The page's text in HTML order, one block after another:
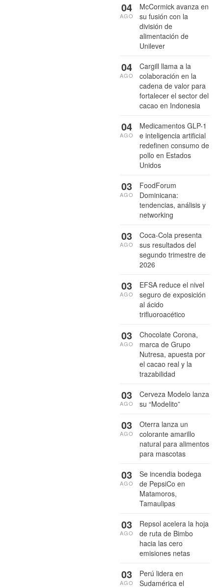
McCormick avanza en
su fusión con la
división de
alimentación de
Unilever
04
AGO
Cargill llama a la
colaboración en la
cadena de valor para
fortalecer el sector del
cacao en Indonesia
04
AGO
Medicamentos GLP-1
e inteligencia artificial
redefinen consumo de
pollo en Estados
Unidos
04
AGO
FoodForum
Dominicana:
tendencias, análisis y
networking
03
AGO
Coca-Cola presenta
sus resultados del
segundo trimestre de
2026
03
AGO
EFSA reduce el nivel
seguro de exposición
al ácido
trifluoroacético
03
AGO
Chocolate Corona,
marca de Grupo
Nutresa, apuesta por
el cacao real y la
trazabilidad
03
AGO
Cerveza Modelo lanza
su “Modelito”
03
AGO
Oterra lanza un
colorante amarillo
natural para alimentos
para mascotas
03
AGO
Se incendia bodega
de PepsiCo en
Matamoros,
Tamaulipas
03
AGO
Repsol acelera la hoja
de ruta de Bimbo
hacia las cero
emisiones netas
03
AGO
Perú lidera en
Sudamérica el
03
AGO